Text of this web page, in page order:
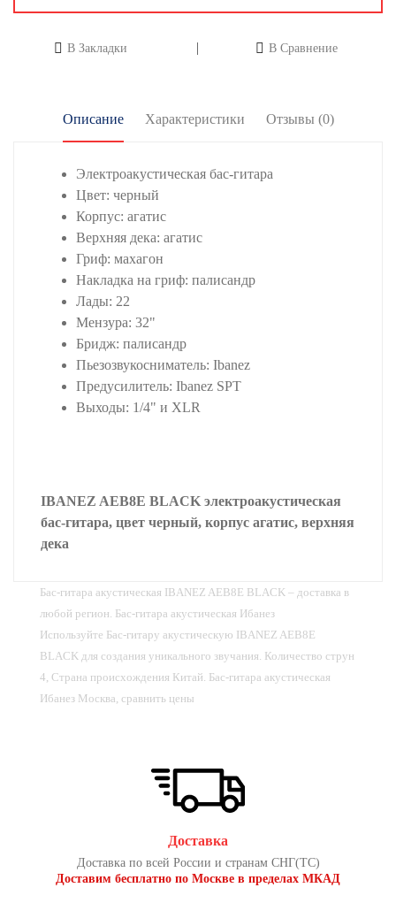
В Закладки В Сравнение
Описание Характеристики Отзывы (0)
Электроакустическая бас-гитара
Цвет: черный
Корпус: агатис
Верхняя дека: агатис
Гриф: махагон
Накладка на гриф: палисандр
Лады: 22
Мензура: 32"
Бридж: палисандр
Пьезозвукосниматель: Ibanez
Предусилитель: Ibanez SPT
Выходы: 1/4" и XLR
IBANEZ AEB8E BLACK электроакустическая
бас-гитара, цвет черный, корпус агатис, верхняя
дека
Бас-гитара акустическая IBANEZ AEB8E BLACK – доставка в
любой регион. Бас-гитара акустическая Ибанез
Используйте Бас-гитару акустическую IBANEZ AEB8E
BLACK для создания уникального звучания. Количество струн
4, Страна происхождения Китай. Бас-гитара акустическая
Ибанез Москва, сравнить цены
Доставка
Доставка по всей России и странам СНГ(ТС)
Доставим бесплатно по Москве в пределах МКАД